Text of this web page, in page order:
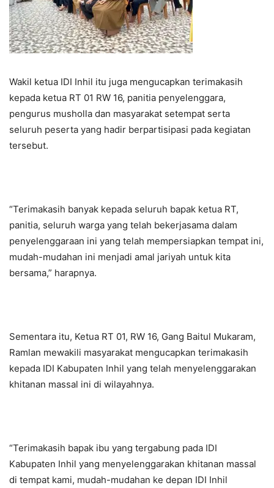
Wakil ketua IDI Inhil itu juga mengucapkan terimakasih
kepada ketua RT 01 RW 16, panitia penyelenggara,
pengurus musholla dan masyarakat setempat serta
seluruh peserta yang hadir berpartisipasi pada kegiatan
tersebut.
“Terimakasih banyak kepada seluruh bapak ketua RT,
panitia, seluruh warga yang telah bekerjasama dalam
penyelenggaraan ini yang telah mempersiapkan tempat ini,
mudah-mudahan ini menjadi amal jariyah untuk kita
bersama,” harapnya.
Sementara itu, Ketua RT 01, RW 16, Gang Baitul Mukaram,
Ramlan mewakili masyarakat mengucapkan terimakasih
kepada IDI Kabupaten Inhil yang telah menyelenggarakan
khitanan massal ini di wilayahnya.
“Terimakasih bapak ibu yang tergabung pada IDI
Kabupaten Inhil yang menyelenggarakan khitanan massal
di tempat kami, mudah-mudahan ke depan IDI Inhil